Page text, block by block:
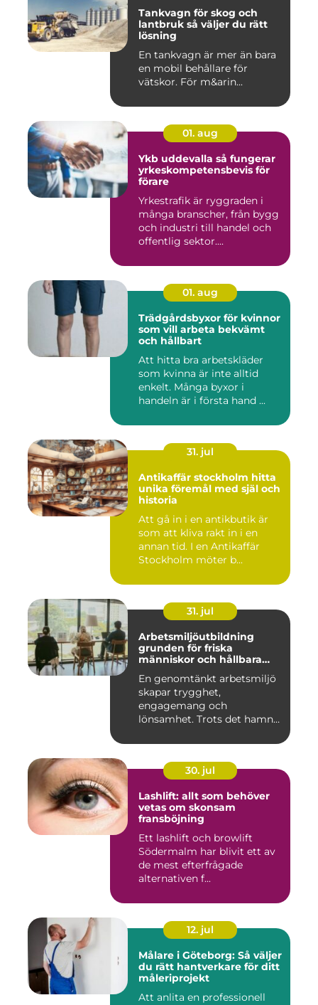
Tankvagn för skog och
lantbruk så väljer du rätt
lösning
En tankvagn är mer än bara
en mobil behållare för
vätskor. För m&arin...
01. aug
Ykb uddevalla så fungerar
yrkeskompetensbevis för
förare
Yrkestrafik är ryggraden i
många branscher, från bygg
och industri till handel och
offentlig sektor....
01. aug
Trädgårdsbyxor för kvinnor
som vill arbeta bekvämt
och hållbart
Att hitta bra arbetskläder
som kvinna är inte alltid
enkelt. Många byxor i
handeln är i första hand ...
31. jul
Antikaffär stockholm hitta
unika föremål med själ och
historia
Att gå in i en antikbutik är
som att kliva rakt in i en
annan tid. I en Antikaffär
Stockholm möter b...
31. jul
Arbetsmiljöutbildning
grunden för friska
människor och hållbara
En genomtänkt arbetsmiljö
skapar trygghet,
engagemang och
lönsamhet. Trots det hamnar
30. jul
Lashlift: allt som behöver
vetas om skonsam
fransböjning
Ett lashlift och browlift
Södermalm har blivit ett av
de mest efterfrågade
alternativen f...
12. jul
Målare i Göteborg: Så väljer
du rätt hantverkare för ditt
måleriprojekt
Att anlita en professionell